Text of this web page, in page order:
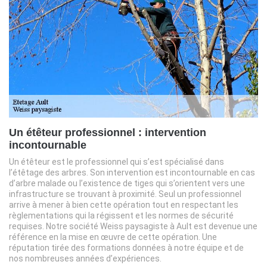
Un étêteur professionnel : intervention
incontournable
Un étêteur est le professionnel qui s’est spécialisé dans
l’étêtage des arbres. Son intervention est incontournable en cas
d’arbre malade ou l’existence de tiges qui s’orientent vers une
infrastructure se trouvant à proximité. Seul un professionnel
arrive à mener à bien cette opération tout en respectant les
règlementations qui la régissent et les normes de sécurité
requises. Notre société Weiss paysagiste à Ault est devenue une
référence en la mise en œuvre de cette opération. Une
réputation tirée des formations données à notre équipe et de
nos nombreuses années d’expériences.